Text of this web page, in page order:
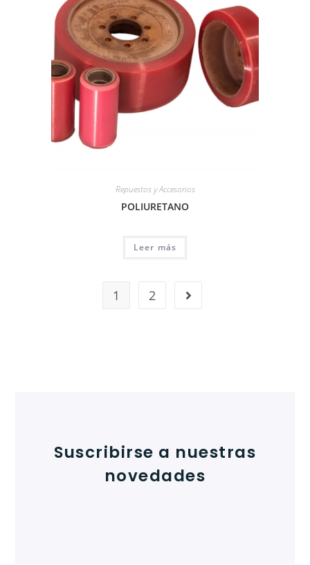
Repuestos y Accesorios
POLIURETANO
Leer más
1 2
Suscribirse a nuestras
novedades